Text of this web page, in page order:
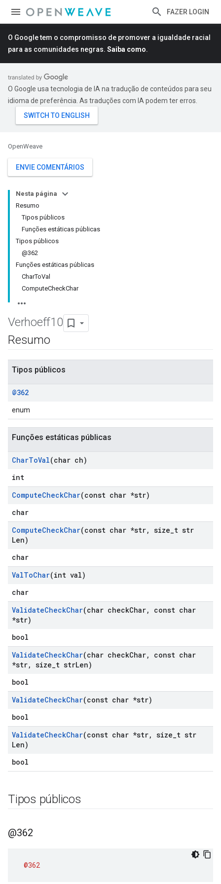
FAZER LOGIN
O Google tem o compromisso de promover a igualdade racial
para as comunidades negras. Saiba como.
O Google usa tecnologia de IA na tradução de conteúdos para seu
idioma de preferência. As traduções com IA podem ter erros.
OpenWeave
ENVIE COMENTÁRIOS
Nesta página
Resumo
Tipos públicos
Funções estáticas públicas
Tipos públicos
@362
Funções estáticas públicas
CharToVal
ComputeCheckChar
Verhoeff10
Resumo
Tipos públicos
@362
enum
Funções estáticas públicas
CharToVal(char ch)
int
ComputeCheckChar(const char *str)
char
ComputeCheckChar(const char *str, size t str
Len)
char
ValToChar(int val)
char
ValidateCheckChar(char checkChar,
const char
*str)
bool
ValidateCheckChar(char checkChar,
const char
*str, size t strLen)
bool
ValidateCheckChar(const char *str)
bool
ValidateCheckChar(const char *str, size t str
Len)
bool
Tipos públicos
@362
@362